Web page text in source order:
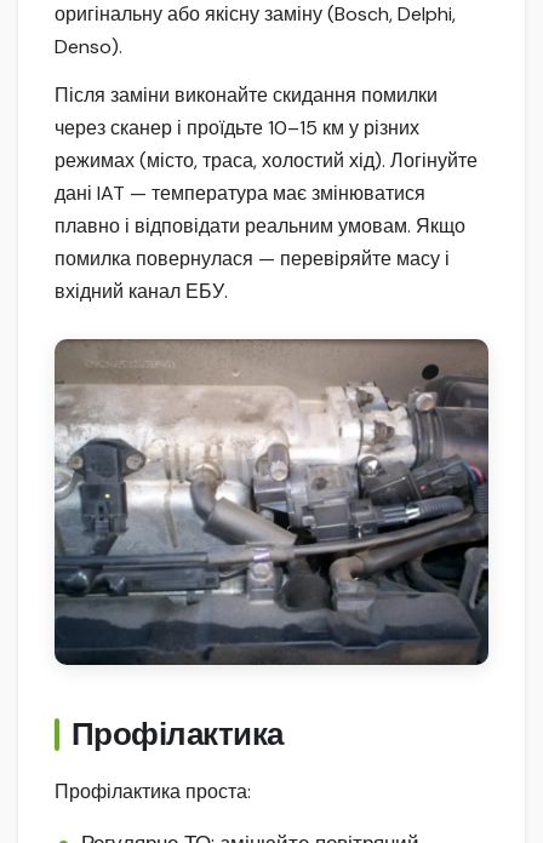
оригінальну або якісну заміну (Bosch, Delphi,
Denso).
Після заміни виконайте скидання помилки
через сканер і проїдьте 10–15 км у різних
режимах (місто, траса, холостий хід). Логінуйте
дані IAT — температура має змінюватися
плавно і відповідати реальним умовам. Якщо
помилка повернулася — перевіряйте масу і
вхідний канал ЕБУ.
Профілактика
Профілактика проста: